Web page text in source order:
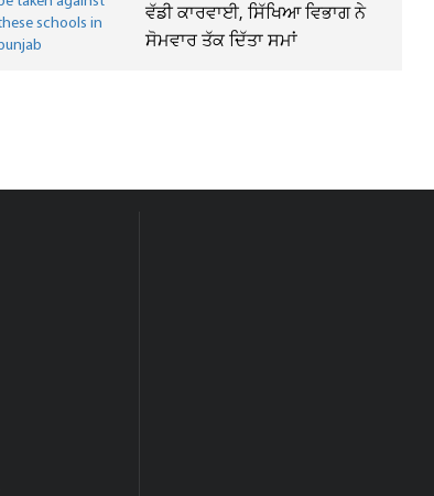
ਵੱਡੀ ਕਾਰਵਾਈ, ਸਿੱਖਿਆ ਵਿਭਾਗ ਨੇ
ਸੋਮਵਾਰ ਤੱਕ ਦਿੱਤਾ ਸਮਾਂ